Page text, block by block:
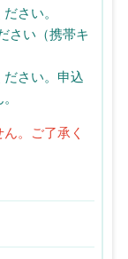
さい。
さい（携帯キ
ださい。申込
。ご了承く